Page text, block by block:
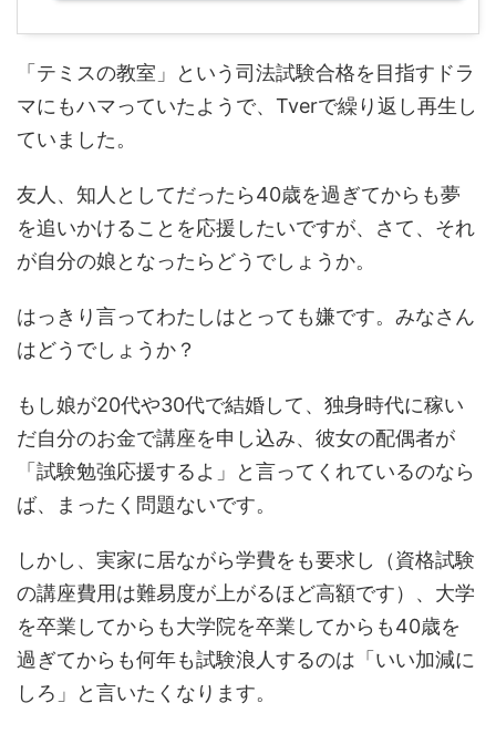
「テミスの教室」という司法試験合格を目指すドラ
マにもハマっていたようで、Tverで繰り返し再生し
ていました。
友人、知人としてだったら40歳を過ぎてからも夢
を追いかけることを応援したいですが、さて、それ
が自分の娘となったらどうでしょうか。
はっきり言ってわたしはとっても嫌です。みなさん
はどうでしょうか？
もし娘が20代や30代で結婚して、独身時代に稼い
だ自分のお金で講座を申し込み、彼女の配偶者が
「試験勉強応援するよ」と言ってくれているのなら
ば、まったく問題ないです。
しかし、実家に居ながら学費をも要求し（資格試験
の講座費用は難易度が上がるほど高額です）、大学
を卒業してからも大学院を卒業してからも40歳を
過ぎてからも何年も試験浪人するのは「いい加減に
しろ」と言いたくなります。